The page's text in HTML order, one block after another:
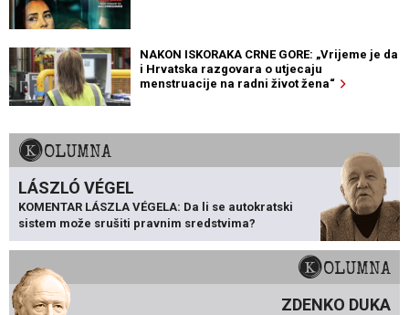
NAKON ISKORAKA CRNE GORE: „Vrijeme je da
i Hrvatska razgovara o utjecaju
menstruacije na radni život žena“
KOLUMNA
LÁSZLÓ VÉGEL
KOMENTAR LÁSZLA VÉGELA: Da li se autokratski
sistem može srušiti pravnim sredstvima?
KOLUMNA
ZDENKO DUKA